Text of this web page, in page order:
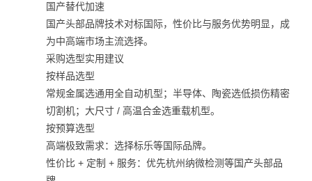
国产替代加速
国产头部品牌技术对标国际，性价比与服务优势明显，成
为中高端市场主流选择。
采购选型实用建议
按样品选型
常规金属选通用全自动机型；半导体、陶瓷选低损伤精密
切割机；大尺寸 / 高温合金选重载机型。
按预算选型
高端极致需求：选择标乐等国际品牌。
性价比 + 定制 + 服务：优先杭州纳微检测等国产头部品